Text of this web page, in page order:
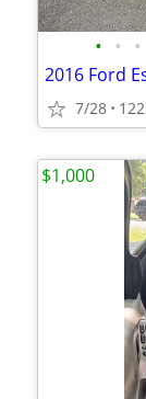
• • •
2016 Ford
7/28
$1,000